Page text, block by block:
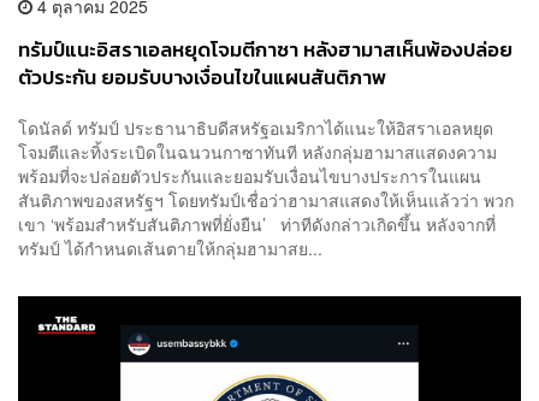
4 ตุลาคม 2025
ทรัมป์แนะอิสราเอลหยุดโจมตีกาซา หลังฮามาสเห็นพ้องปล่อย
ตัวประกัน ยอมรับบางเงื่อนไขในแผนสันติภาพ
โดนัลด์ ทรัมป์ ประธานาธิบดีสหรัฐอเมริกาได้แนะให้อิสราเอลหยุด
โจมตีและทิ้งระเบิดในฉนวนกาซาทันที หลังกลุ่มฮามาสแสดงความ
พร้อมที่จะปล่อยตัวประกันและยอมรับเงื่อนไขบางประการในแผน
สันติภาพของสหรัฐฯ โดยทรัมป์เชื่อว่าฮามาสแสดงให้เห็นแล้วว่า พวก
เขา ‘พร้อมสำหรับสันติภาพที่ยั่งยืน’ ท่าทีดังกล่าวเกิดขึ้น หลังจากที่
ทรัมป์ ได้กำหนดเส้นตายให้กลุ่มฮามาสย...